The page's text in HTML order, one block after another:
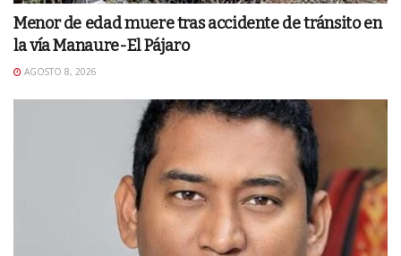
Menor de edad muere tras accidente de tránsito en
la vía Manaure-El Pájaro
AGOSTO 8, 2026